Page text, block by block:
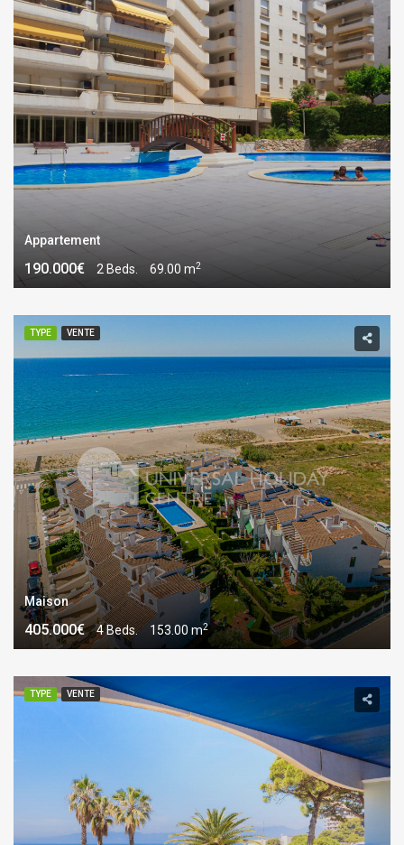
Appartement
190.000€ 2 Beds. 69.00 m2
TYPE VENTE
Maison
405.000€ 4 Beds. 153.00 m2
TYPE VENTE